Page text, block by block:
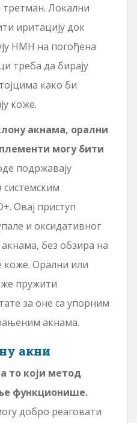
Локални
иритацију док
НМН на погођена
треба да бирају
како би
коже.
акнама, орални
могу бити
подржавају
Овај приступ
и оксидативног
без обзира на
Орални или
пружити
за оне са упорним
акнама.
акни
то који метод
функционише.
добро реаговати